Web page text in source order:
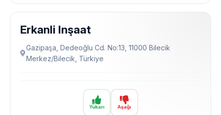
Yukarı Aşağı
Erkanli Inşaat
Gazipaşa, Dedeoğlu Cd. No:13, 11000 Bilecik
Merkez/Bilecik, Türkiye